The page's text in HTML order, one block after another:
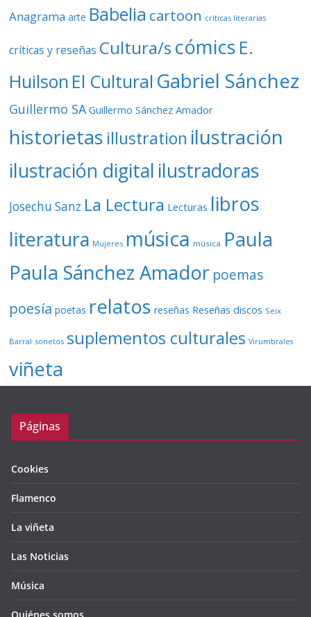
Anagrama arte Babelia cartoon críticas literarias
críticas y reseñas Cultura/s cómics E.
Huilson El Cultural Gabriel Sánchez
Guillermo SA Guillermo Sánchez Amador
historietas illustration ilustración
ilustración digital ilustradoras
Josechu Sanz La Lectura Lecturas libros
literatura Mujeres música música Paula
Paula Sánchez Amador poemas
poesía poetas relatos reseñas Reseñas discos Seix
Barral sonetos suplementos culturales Virumbrales
viñeta
Páginas
Cookies
Flamenco
La viñeta
Las Noticias
Música